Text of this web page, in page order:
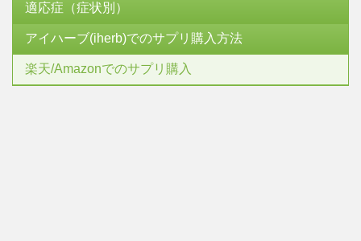
適応症（症状別）
アイハーブ(iherb)でのサプリ購入方法
楽天/Amazonでのサプリ購入